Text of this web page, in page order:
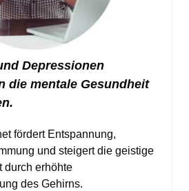
Depressionen
die mentale Gesundheit
fördert Entspannung,
und steigert die geistige
durch erhöhte
des Gehirns.